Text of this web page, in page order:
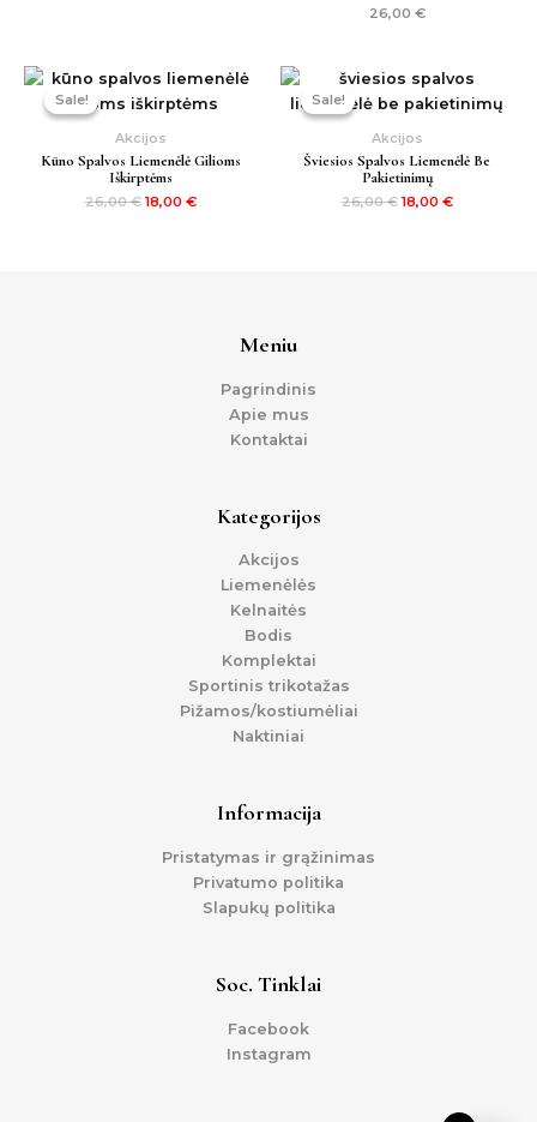
26,00 €
Sale!
Sale!
Akcijos
Kūno Spalvos Liemenėlė Gilioms
Iškirptėms
26,00€
Original
was:
18,00 €
Current
is:
Sale!
Sale!
Akcijos
Šviesios Spalvos Liemenėlė Be
Pakietinimų
26,00€
Original
price
was:
18,00 €
Current
is:
Meniu
Pagrindinis
Apie mus
Kontaktai
Kategorijos
Akcijos
Liemenėlės
Kelnaitės
Bodis
Komplektai
Sportinis trikotažas
Pižamos/kostiumėliai
Naktiniai
Informacija
Pristatymas ir grąžinimas
Privatumo politika
Slapukų politika
Soc. Tinklai
Facebook
Instagram